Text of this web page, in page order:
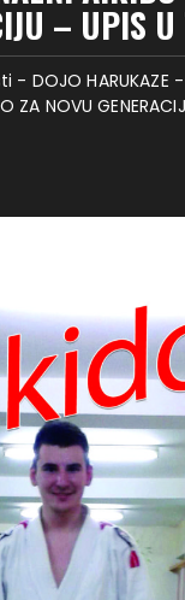
– UPIS
- DOJO HARUKAZE
ZA NOVU